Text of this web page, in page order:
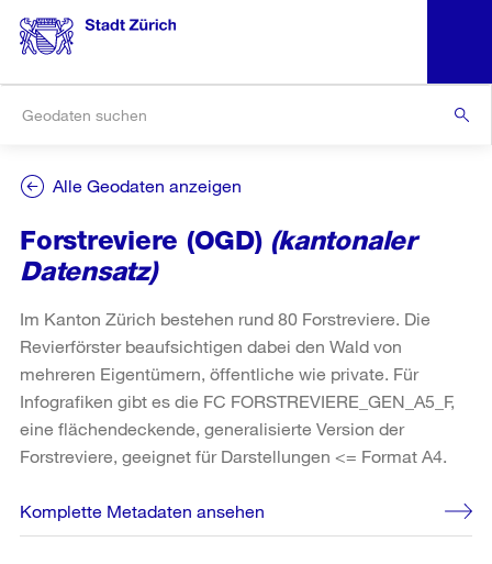
Alle Geodaten anzeigen
Forstreviere (OGD) (kantonaler
Datensatz)
Im Kanton Zürich bestehen rund 80 Forstreviere. Die
Revierförster beaufsichtigen dabei den Wald von
mehreren Eigentümern, öffentliche wie private. Für
Infografiken gibt es die FC FORSTREVIERE_GEN_A5_F,
eine flächendeckende, generalisierte Version der
Forstreviere, geeignet für Darstellungen <= Format A4.
Komplette Metadaten ansehen